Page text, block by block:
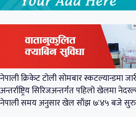
नेपाली क्रिकेट टोली सोमबार स्कटल्यान्डमा
अन्तर्राष्ट्रिय सिरिजअन्तर्गत पहिलो खेलमा
नेपाली समय अनुसार खेल साँझ ७ः४५ बजे